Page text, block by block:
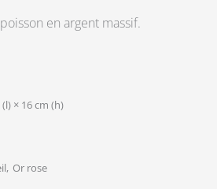
en argent massif.
× 16 cm (h)
Or rose